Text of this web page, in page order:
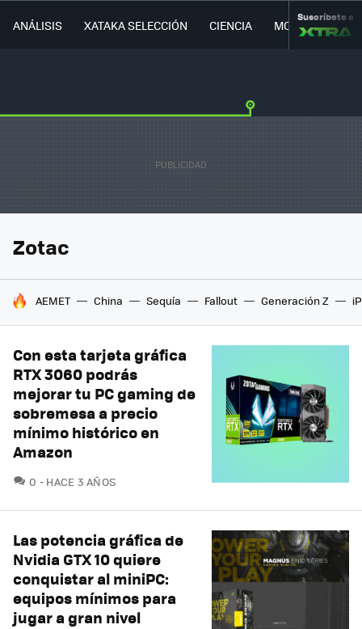
ANÁLISIS XATAKA SELECCIÓN CIENCIA MOVILIDAD
Suscríbete a
Zotac
HOY SE HABLA DE
AEMET China Sequía Fallout Generación Z
Con esta tarjeta gráfica
RTX 3060 podrás
mejorar tu PC gaming de
sobremesa a precio
mínimo histórico en
Amazon
0 COMENTARIOS
HACE 3 AÑOS
Las potencia gráfica de
Nvidia GTX 10 quiere
conquistar al miniPC:
equipos mínimos para
jugar a gran nivel